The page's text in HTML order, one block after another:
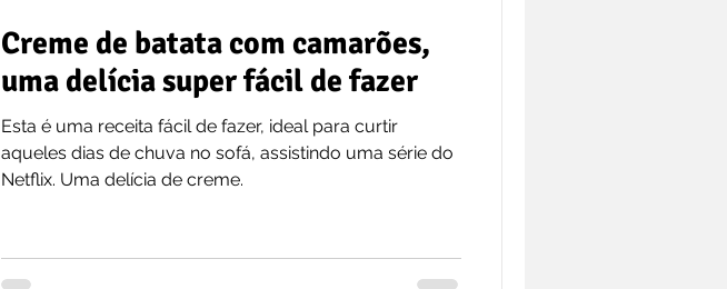
Creme de batata com camarões,
uma delícia super fácil de fazer
Esta é uma receita fácil de fazer, ideal para curtir
aqueles dias de chuva no sofá, assistindo uma série do
Netflix. Uma delícia de creme.